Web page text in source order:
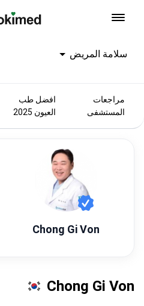
سلامة المريض
مراجعات
المستشفى
افضل طب
العيون 2025
Chong Gi Von
Chong Gi Von